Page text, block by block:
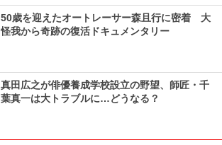
50歳を迎えたオートレーサー森且行に密着 大
怪我から奇跡の復活ドキュメンタリー
真田広之が俳優養成学校設立の野望、師匠・千
葉真一は大トラブルに…どうなる？